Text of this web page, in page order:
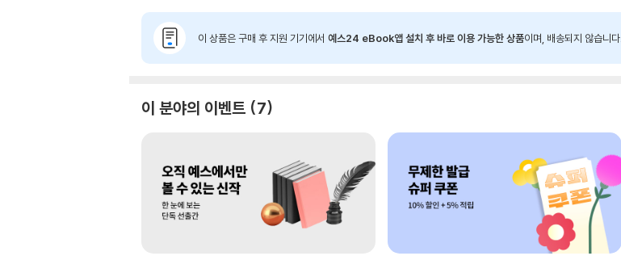
이 상품은 구매 후 지원 기기에서 예스24 eBook앱 설치 후 바로 이용 가능한 상품이며, 배송되지 않습니다.
이 분야의 이벤트 7